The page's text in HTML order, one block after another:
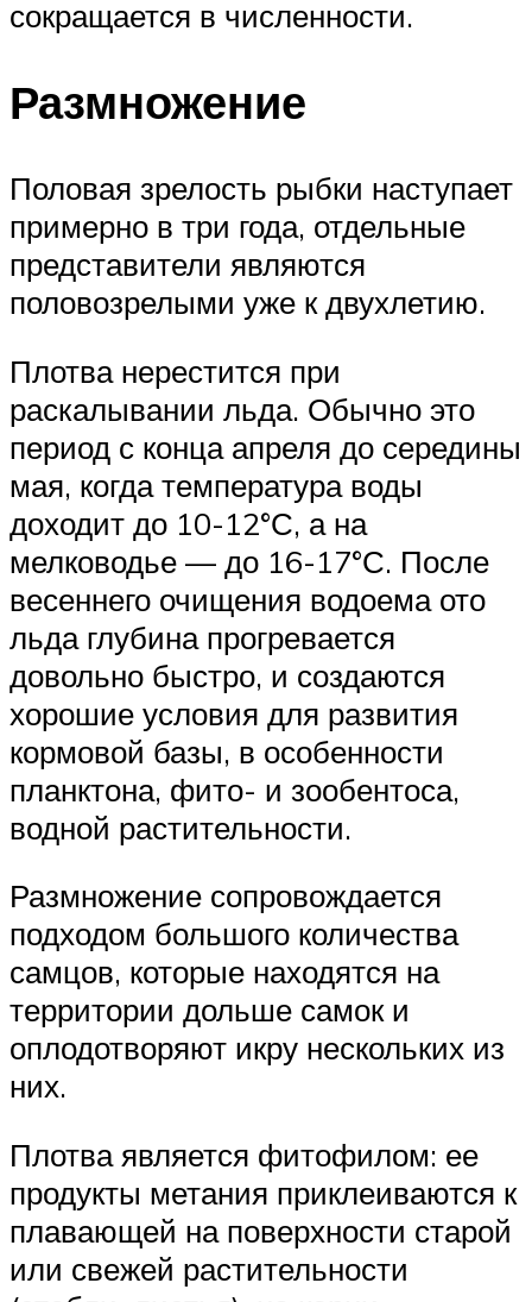
сокращается в численности.
Размножение
Половая зрелость рыбки наступает
примерно в три года, отдельные
представители являются
половозрелыми уже к двухлетию.
Плотва нерестится при
раскалывании льда. Обычно это
период с конца апреля до середины
мая, когда температура воды
доходит до 10-12°С, а на
мелководье — до 16-17°С. После
весеннего очищения водоема ото
льда глубина прогревается
довольно быстро, и создаются
хорошие условия для развития
кормовой базы, в особенности
планктона, фито- и зообентоса,
водной растительности.
Размножение сопровождается
подходом большого количества
самцов, которые находятся на
территории дольше самок и
оплодотворяют икру нескольких из
них.
Плотва является фитофилом: ее
продукты метания приклеиваются к
плавающей на поверхности старой
или свежей растительности